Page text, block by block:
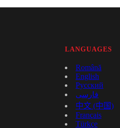
LANGUAGES
Română
English
Русский
فارسی
中文 (中国)
Français
Türkçe